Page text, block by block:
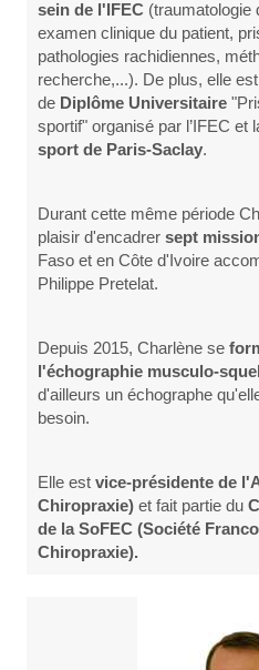
sein de l'IFEC (traumatologie
examen clinique du patient,
pathologies rachidiennes,
recherche,...). De plus, elle
de Diplôme Universitaire
sportif" organisé par l’IFEC et
sport de Paris-Saclay.
Durant cette même période
plaisir d'encadrer sept
Faso et en Côte d'Ivoire
Philippe Pretelat.
Depuis 2015, Charlène se
l'échographie musculo-
d'ailleurs un échographe
besoin.
Elle est vice-présidente de
Chiropraxie) et fait partie du
de la SoFEC (Société
Chiropraxie).